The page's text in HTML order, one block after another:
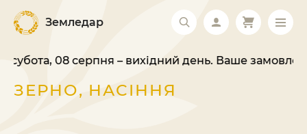
Земледар
08 серпня – вихідний день. Ваше замовлення
ЗЕРНО, НАСІННЯ